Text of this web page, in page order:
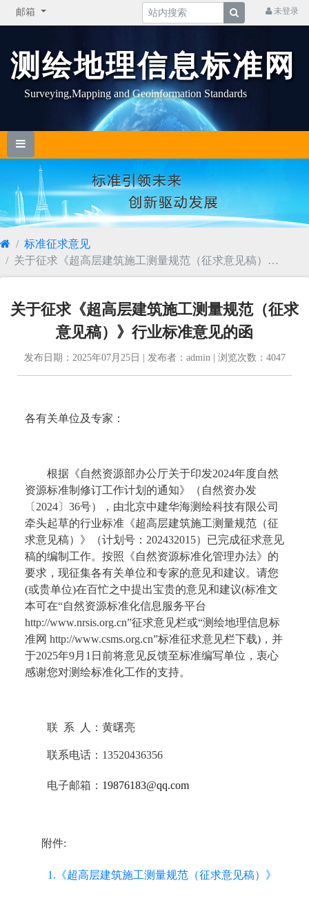
邮箱 未登录
测绘地理信息标准网
Surveying,Mapping and Geoinformation Standards
标准征求意见
关于征求《超高层建筑施工测量规范（征求意见稿）》
行业标准意见的函
关于征求《超高层建筑施工测量规范（征求
意见稿）》行业标准意见的函
发布日期：2025年07月25日 | 发布者：admin | 浏览次数：4047
各有关单位及专家：
根据《自然资源部办公厅关于印发2024年度自然
资源标准制修订工作计划的通知》（自然资办发
〔2024〕36号），由北京中建华海测绘科技有限公司
牵头起草的行业标准《超高层建筑施工测量规范（征
求意见稿）》（计划号：202432015）已完成征求意见
稿的编制工作。按照《自然资源标准化管理办法》的
要求，现征集各有关单位和专家的意见和建议。请您
(或贵单位)在百忙之中提出宝贵的意见和建议(标准文
本可在“自然资源标准化信息服务平台
http://www.nrsis.org.cn”征求意见栏或“测绘地理信息标
准网 http://www.csms.org.cn”标准征求意见栏下载)，并
于2025年9月1日前将意见反馈至标准编写单位，衷心
感谢您对测绘标准化工作的支持。
联 系 人： 黄曙亮
联系电话： 13520436356
电子邮箱： 19876183@qq.com
附件:
1.《超高层建筑施工测量规范（征求意见稿）》